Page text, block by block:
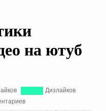
на ютуб